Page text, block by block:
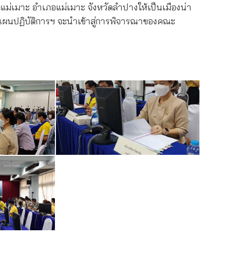
มาะ อำเภอแม่เมาะ จังหวัดลำปางให้เป็นเมืองน่า
นปฏิบัติการฯ จะนำเข้าสู่การพิจารณาของคณะ